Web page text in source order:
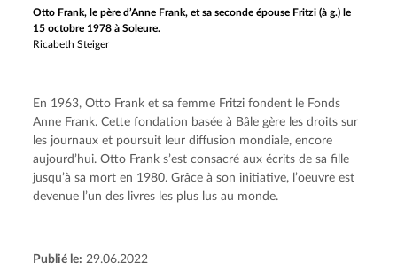
Otto Frank, le père d’Anne Frank, et sa seconde épouse Fritzi (à g.) le
15 octobre 1978 à Soleure.
Ricabeth Steiger
En 1963, Otto Frank et sa femme Fritzi fondent le Fonds
Anne Frank. Cette fondation basée à Bâle gère les droits sur
les journaux et poursuit leur diffusion mondiale, encore
aujourd’hui. Otto Frank s’est consacré aux écrits de sa fille
jusqu’à sa mort en 1980. Grâce à son initiative, l’oeuvre est
devenue l’un des livres les plus lus au monde.
Publié le: 29.06.2022